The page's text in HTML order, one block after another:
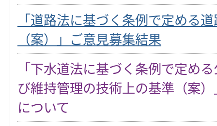
「道路法に基づく条例で定める
（案）」ご意見募集結果
「下水道法に基づく条例で定め
び維持管理の技術上の基準（案
について